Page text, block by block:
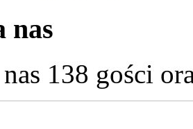
nas
138 gości